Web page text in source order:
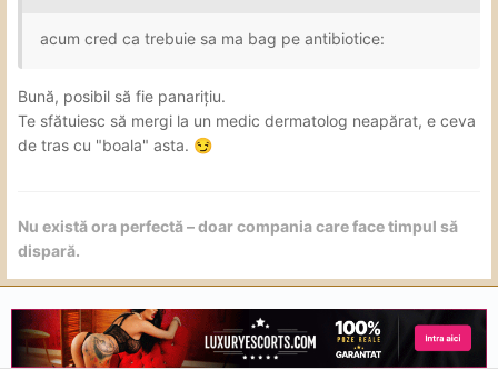
acum cred ca trebuie sa ma bag pe antibiotice:
Bună, posibil să fie panarițiu.
Te sfătuiesc să mergi la un medic dermatolog neapărat, e ceva
de tras cu "boala" asta. 😏
Nu există ora perfectă – doar compania care face timpul să
dispară.